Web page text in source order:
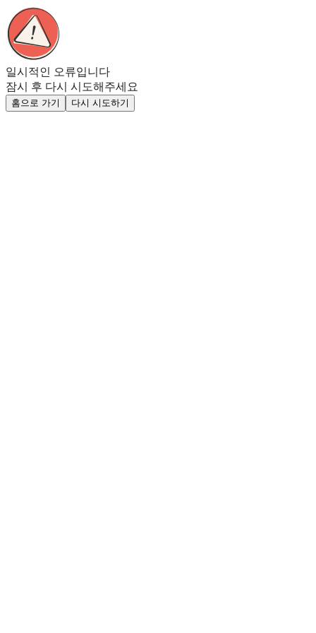
일시적인 오류입니다
잠시 후 다시 시도해주세요
홈으로 가기 다시 시도하기